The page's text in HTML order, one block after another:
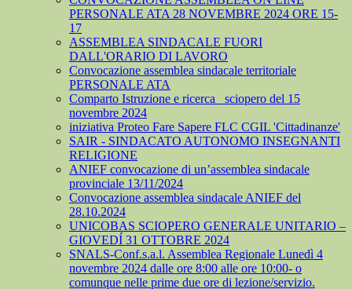
PERSONALE ATA 28 NOVEMBRE 2024 ORE 15-
17
ASSEMBLEA SINDACALE FUORI
DALL'ORARIO DI LAVORO
Convocazione assemblea sindacale territoriale
PERSONALE ATA
Comparto Istruzione e ricerca_ sciopero del 15
novembre 2024
iniziativa Proteo Fare Sapere FLC CGIL 'Cittadinanze'
SAIR - SINDACATO AUTONOMO INSEGNANTI
RELIGIONE
ANIEF convocazione di un’assemblea sindacale
provinciale 13/11/2024
Convocazione assemblea sindacale ANIEF del
28.10.2024
UNICOBAS SCIOPERO GENERALE UNITARIO –
GIOVEDÍ 31 OTTOBRE 2024
SNALS-Conf.s.a.l. Assemblea Regionale Lunedì 4
novembre 2024 dalle ore 8:00 alle ore 10:00- o
comunque nelle prime due ore di lezione/servizio.